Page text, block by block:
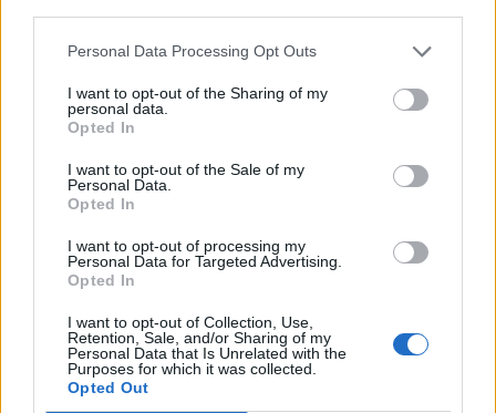
Personal Data Processing Opt Outs
I want to opt-out of the Sharing of my
personal data.
Opted In
I want to opt-out of the Sale of my
Personal Data.
Opted In
I want to opt-out of processing my
Personal Data for Targeted Advertising.
Opted In
I want to opt-out of Collection, Use,
Retention, Sale, and/or Sharing of my
Personal Data that Is Unrelated with the
Purposes for which it was collected.
Opted Out
Francesco Cattide è il nuovo tecnico